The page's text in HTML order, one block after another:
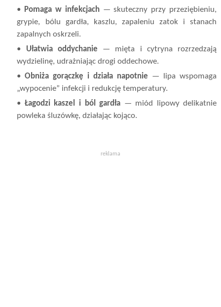
• Pomaga w infekcjach— skuteczny przy przeziębieniu,
grypie, bólu gardła, kaszlu, zapaleniu zatok i stanach
zapalnych oskrzeli.
• Ułatwia oddychanie — mięta i cytryna rozrzedzają
wydzielinę, udrażniając drogi oddechowe.
•Obniża gorączkę i działa napotnie — lipa wspomaga
„wypocenie” infekcji i redukcję temperatury.
• Łagodzi kaszel i ból gardła — miód lipowy delikatnie
powleka śluzówkę, działając kojąco.
reklama